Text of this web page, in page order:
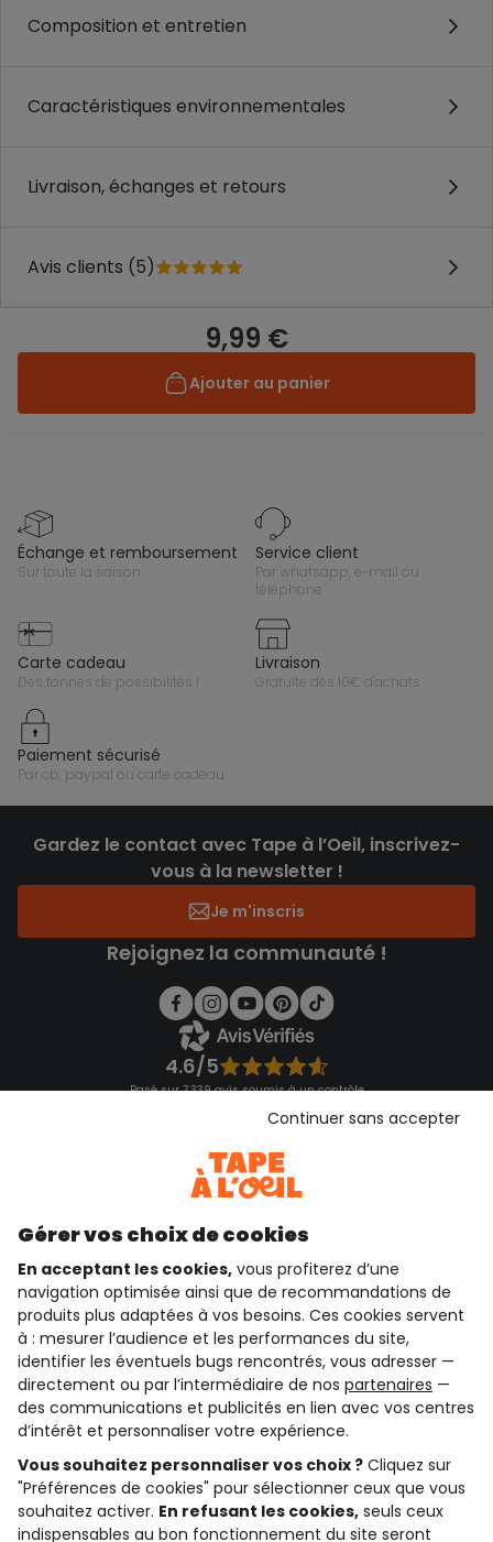
Composition et entretien
Caractéristiques environnementales
Livraison, échanges et retours
Avis clients (5)
9,99 €
Ajouter au panier
échange et remboursement
sur toute la saison
service client
par whatsapp, e-mail ou
téléphone
carte cadeau
des tonnes de possibilités !
livraison
gratuite dès 10€ d'achats
paiement sécurisé
par cb, paypal ou carte cadeau
Gardez le contact avec Tape à l’Oeil, inscrivez-
vous à la newsletter !
Je m'inscris
Rejoignez la communauté !
4.6/5
Basé sur 7 339 avis soumis à un contrôle
Consulter les CGU
qui sommes-nous ?
besoin d'aide ?
le club fidélité
notre catalogue
Conditions générales de ventes et d'utilisation
Gérer vos choix de cookies
En acceptant les cookies, vous profiterez d’une
navigation optimisée ainsi que de recommandations de
produits plus adaptées à vos besoins. Ces cookies servent
à : mesurer l’audience et les performances du site,
identifier les éventuels bugs rencontrés, vous adresser —
directement ou par l’intermédiaire de nos partenaires —
des communications et publicités en lien avec vos centres
d’intérêt et personnaliser votre expérience.
Vous souhaitez personnaliser vos choix ? Cliquez sur
"Préférences de cookies" pour sélectionner ceux que vous
souhaitez activer. En refusant les cookies, seuls ceux
indispensables au bon fonctionnement du site seront
Continuer sans accepter